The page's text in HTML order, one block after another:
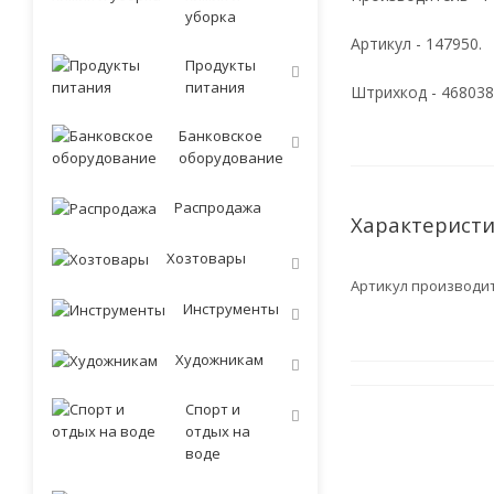
Артикул - 147950.
Штрихкод -
Артикул
уборка
Продукты
питания
Банковское
оборудование
Распродажа
Хозтовары
Инструменты
Художникам
Спорт и
отдых на
воде